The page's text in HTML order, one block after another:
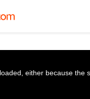
either because the